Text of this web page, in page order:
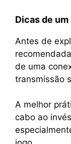
Dicas de
Antes de
de uma
transmissão
A melhor
cabo ao